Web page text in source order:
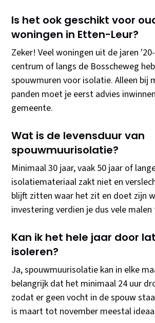
Is het ook geschikt voor
woningen in Etten-Leur?
Zeker! Veel woningen uit de jaren
centrum of langs de Bosscheweg
spouwmuren voor isolatie. Alleen bij
panden moet je eerst advies
gemeente.
Wat is de levensduur van
spouwmuurisolatie?
Minimaal 30 jaar, vaak 50 jaar of
isolatiemateriaal zakt niet en
blijft zitten waar het zit en doet zijn
investering verdien je dus vele malen
Kan ik het hele jaar door
isoleren?
Ja, spouwmuurisolatie kan in elke
belangrijk dat het minimaal 24 uur
zodat er geen vocht in de spouw
is maart tot november meestal